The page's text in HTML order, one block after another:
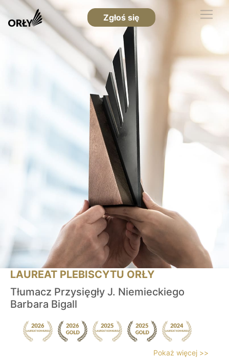
Zgłoś się
LAUREAT PLEBISCYTU ORŁY
Tłumacz Przysięgły J. Niemieckiego
Barbara Bigall
Pokaż więcej >>